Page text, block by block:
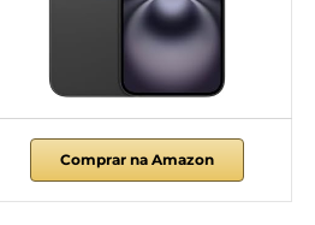
Comprar na Amazon